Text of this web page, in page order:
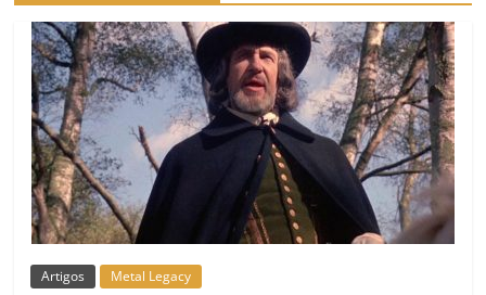
Artigos Metal Legacy